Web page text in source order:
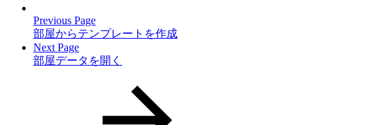
Previous Page
部屋からテンプレートを作成
Next Page
部屋データを開く